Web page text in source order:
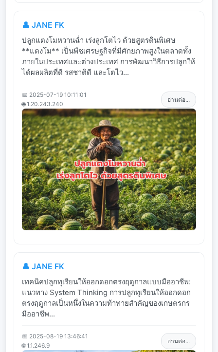
👤 JANE FK
ปลูกแตงโมหวานฉ่ำ เร่งลูกโตไว ด้วยสูตรดินพิเศษ
**แตงโม** เป็นพืชเศรษฐกิจที่มีศักยภาพสูงในตลาดทั้ง
ภายในประเทศและต่างประเทศ การพัฒนาวิธีการปลูกให้
ได้ผลผลิตที่ดี รสชาติดี และโตไว...
📅 2025-07-19 10:11:01
🌐 1.20.243.240
อ่านต่อ...
👤 JANE FK
เทคนิคปลูกทุเรียนให้ออกดอกตรงฤดูกาลแบบมืออาชีพ:
แนวทาง System Thinking การปลูกทุเรียนให้ออกดอก
ตรงฤดูกาลเป็นหนึ่งในความท้าทายสำคัญของเกษตรกร
มืออาชีพ...
📅 2025-08-19 13:46:41
🌐 1.1.246.9
อ่านต่อ...